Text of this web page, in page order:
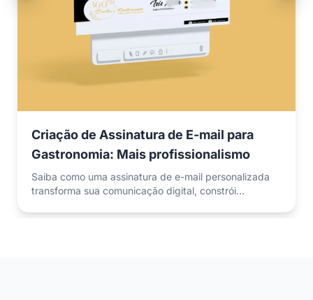
Criação de Assinatura de E-mail para
Gastronomia: Mais profissionalismo
Saiba como uma assinatura de e-mail personalizada
transforma sua comunicação digital, constrói